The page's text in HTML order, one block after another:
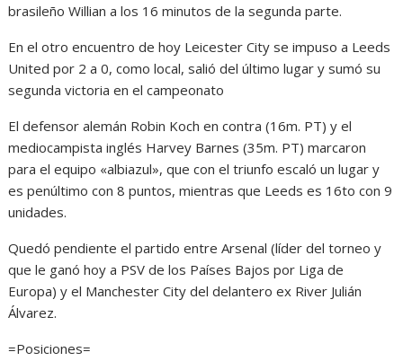
brasileño Willian a los 16 minutos de la segunda parte.
En el otro encuentro de hoy Leicester City se impuso a Leeds
United por 2 a 0, como local, salió del último lugar y sumó su
segunda victoria en el campeonato
El defensor alemán Robin Koch en contra (16m. PT) y el
mediocampista inglés Harvey Barnes (35m. PT) marcaron
para el equipo «albiazul», que con el triunfo escaló un lugar y
es penúltimo con 8 puntos, mientras que Leeds es 16to con 9
unidades.
Quedó pendiente el partido entre Arsenal (líder del torneo y
que le ganó hoy a PSV de los Países Bajos por Liga de
Europa) y el Manchester City del delantero ex River Julián
Álvarez.
=Posiciones=